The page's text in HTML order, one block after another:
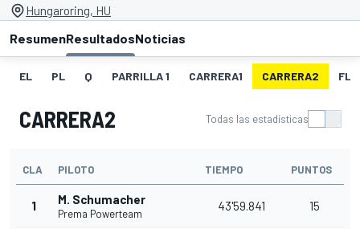
Hungaroring, HU
ResumenResultadosNoticias
EL PL Q PARRILLA 1 CARRERA1 CARRERA2 FL 2
CARRERA2 Todas las estadísticas
CLA PILOTO TIEMPO PUNTOS
1 M. Schumacher
Prema Powerteam
43'59.841 15